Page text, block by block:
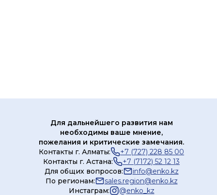
Для дальнейшего развития нам
необходимы ваше мнение,
пожелания и критические замечания.
Контакты г. Алматы:
+7 (727) 228 85 00
Контакты г. Астана:
+7 (7172) 52 12 13
Для общих вопросов:
info@enko.kz
По регионам:
sales.region@enko.kz
Инстаграм:
@enko_kz